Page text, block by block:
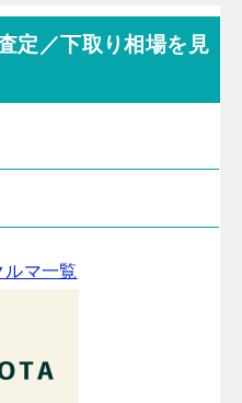
定／下取り相場を見
ルマ一覧